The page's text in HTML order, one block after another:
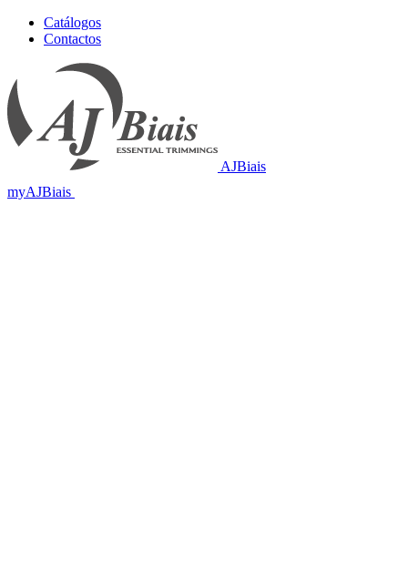
Catálogos
Contactos
AJBiais
myAJBiais